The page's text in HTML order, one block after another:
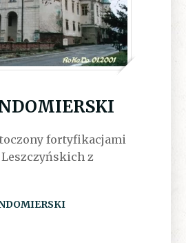
fortyfikacjami
z